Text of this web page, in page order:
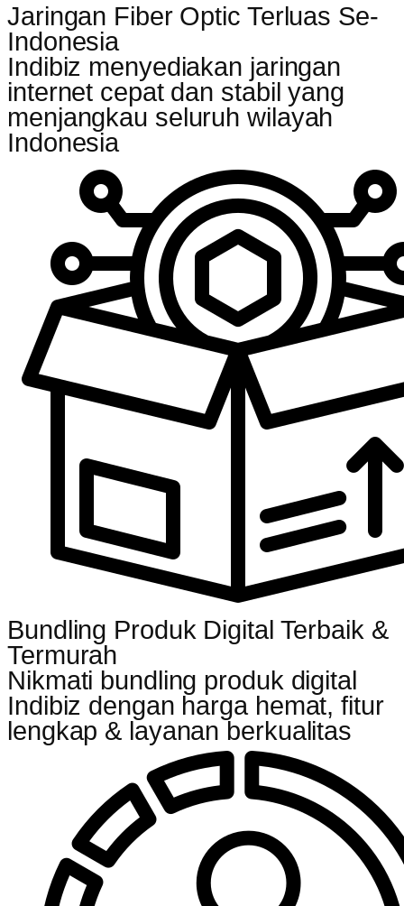
Jaringan Fiber Optic Terluas Se-
Indonesia
Indibiz menyediakan jaringan
internet cepat dan stabil yang
menjangkau seluruh wilayah
Indonesia
Bundling Produk Digital Terbaik &
Termurah
Nikmati bundling produk digital
Indibiz dengan harga hemat, fitur
lengkap & layanan berkualitas